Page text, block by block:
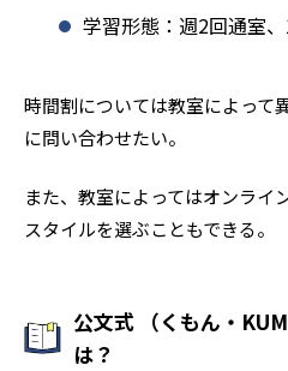
学習形態：週2回通室
時間割については教室によって
に問い合わせたい。
また、教室によってはオンライ
スタイルを選ぶこともできる。
公文式 （くもん・
は？